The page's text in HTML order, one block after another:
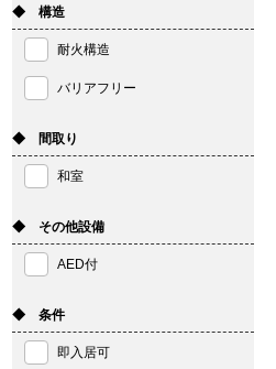
◆ 構造
耐火構造
バリアフリー
◆ 間取り
和室
◆ その他設備
AED付
◆ 条件
即入居可